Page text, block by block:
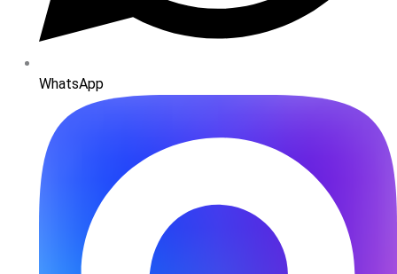
WhatsApp